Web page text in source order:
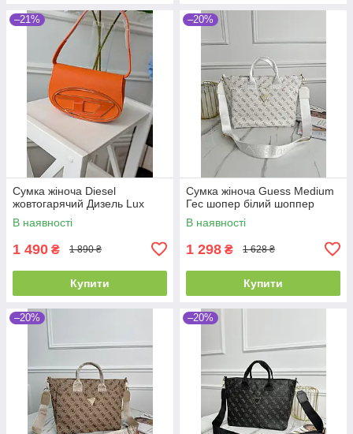
–21%
Сумка жіноча Diesel
жовтогарячий Дизель Lux
В наявності
1 490 ₴ 1 890 ₴
Купити
–20%
Сумка жіноча Guess Medium
Гес шопер білий шоппер
В наявності
1 298 ₴ 1 628 ₴
Купити
–20% –20%